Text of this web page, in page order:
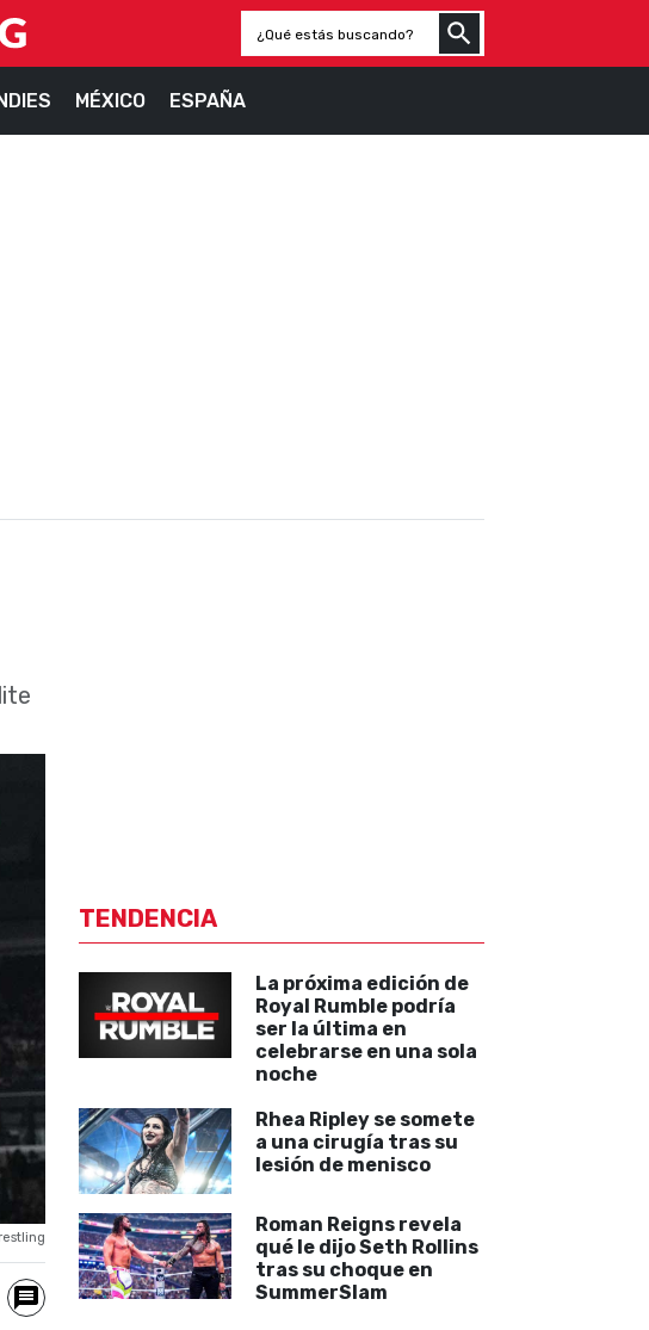
MÉXICO ESPAÑA
TENDENCIA
La próxima edición de
Royal Rumble podría
ser la última en
celebrarse en una sola
noche
Rhea Ripley se somete
a una cirugía tras su
lesión de menisco
Roman Reigns revela
qué le dijo Seth Rollins
tras su choque en
SummerSlam